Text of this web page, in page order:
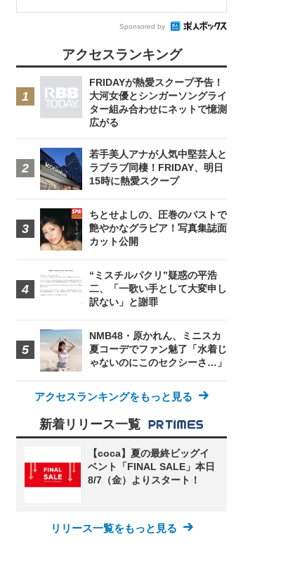
Sponsored by
アクセスランキング
FRIDAYが熱愛スクープ予告！
大河女優とシンガーソングライ
ター組み合わせにネットで憶測
広がる
若手美人アナが人気中堅芸人と
ラブラブ同棲！FRIDAY、明日
15時に熱愛スクープ
ちとせよしの、圧巻のバストで
艶やかなグラビア！写真集誌面
カット公開
“ミスチルパクリ”疑惑の平浩
二、「一歌い手として大変申し
訳ない」と謝罪
NMB48・原かれん、ミニスカ
夏コーデでファン魅了「水着じ
ゃないのにこのセクシーさ…」
アクセスランキングをもっと見る
新着リリース一覧
【coca】夏の最終ビッグイ
ベント「FINAL SALE」本日
8/7（金）よりスタート！
リリース一覧をもっと見る